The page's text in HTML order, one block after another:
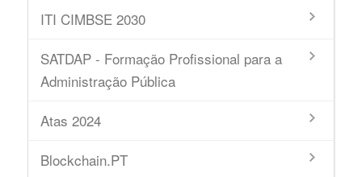
ITI CIMBSE 2030
SATDAP - Formação Profissional para a
Administração Pública
Atas 2024
Blockchain.PT